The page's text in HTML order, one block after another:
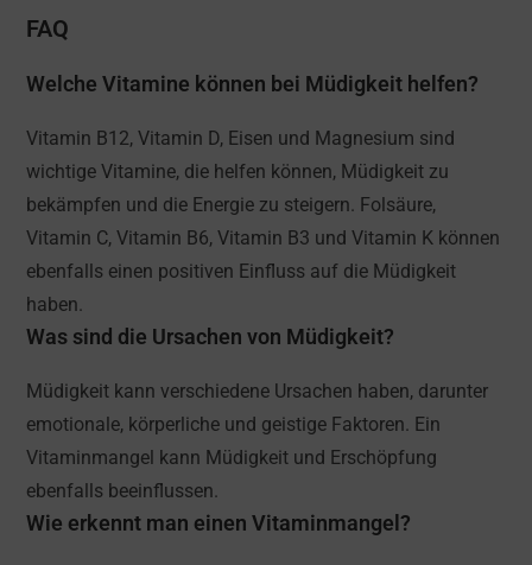
FAQ
Welche Vitamine können bei Müdigkeit helfen?
Vitamin B12, Vitamin D, Eisen und Magnesium sind
wichtige Vitamine, die helfen können, Müdigkeit zu
bekämpfen und die Energie zu steigern. Folsäure,
Vitamin C, Vitamin B6, Vitamin B3 und Vitamin K können
ebenfalls einen positiven Einfluss auf die Müdigkeit
haben.
Was sind die Ursachen von Müdigkeit?
Müdigkeit kann verschiedene Ursachen haben, darunter
emotionale, körperliche und geistige Faktoren. Ein
Vitaminmangel kann Müdigkeit und Erschöpfung
ebenfalls beeinflussen.
Wie erkennt man einen Vitaminmangel?